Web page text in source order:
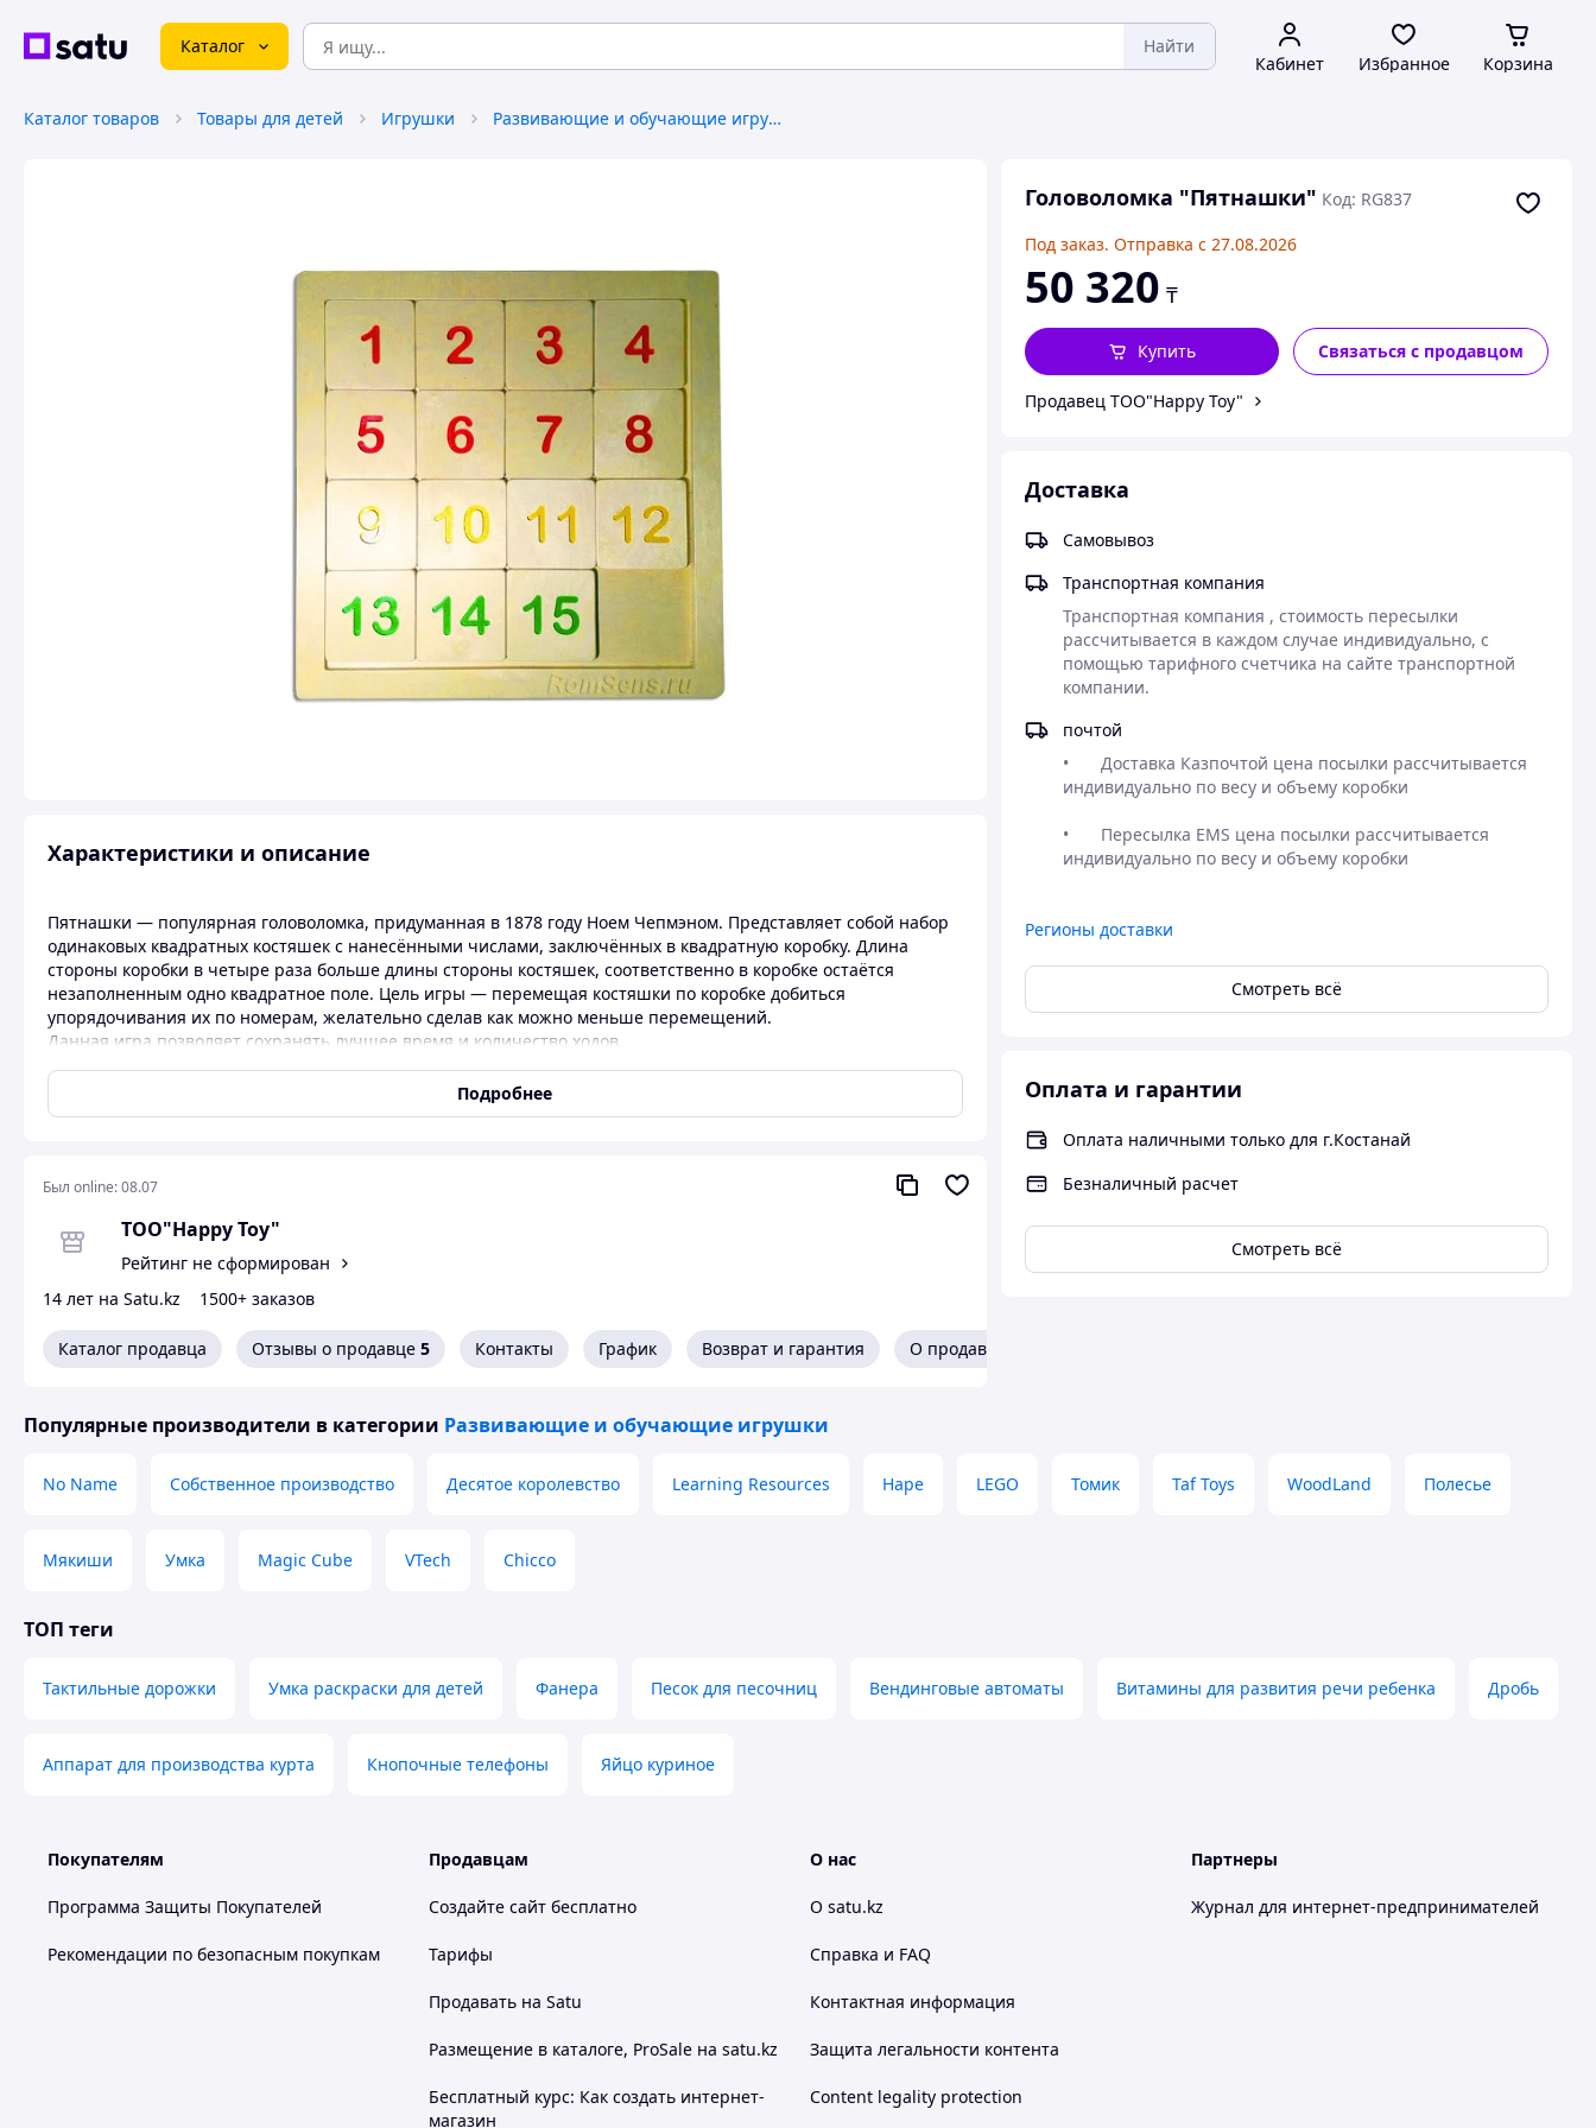
Каталог Найти
Кабинет Избранное Корзина
Каталог товаров Товары для детей Игрушки Развивающие и обучающие игрушки
Головоломка "Пятнашки" Код: RG837
Под заказ. Отправка с 27.08.2026
50 320 ₸
Купить Связаться с продавцом
Продавец ТОО"Happy Toy"
Доставка
Самовывоз
Транспортная компания
Транспортная компания , стоимость пересылки
рассчитывается в каждом случае индивидуально, с
помощью тарифного счетчика на сайте транспортной
компании.
почтой
•	Доставка Казпочтой цена посылки рассчитывается
индивидуально по весу и объему коробки
•	Пересылка EMS цена посылки рассчитывается
Регионы доставки
Смотреть всё
Оплата и гарантии
Оплата наличными только для г.Костанай
Безналичный расчет
Смотреть всё
Характеристики и описание
Пятнашки — популярная головоломка, придуманная в 1878 году Ноем Чепмэном. Представляет собой набор
одинаковых квадратных костяшек с нанесёнными числами, заключённых в квадратную коробку. Длина
стороны коробки в четыре раза больше длины стороны костяшек, соответственно в коробке остаётся
незаполненным одно квадратное поле. Цель игры — перемещая костяшки по коробке добиться
упорядочивания их по номерам, желательно сделав как можно меньше перемещений.
Данная игра позволяет сохранять лучшее время и количество ходов.
Толщина: 12 мм.
Вес - 5,5 кг.
Объем - 0,014 м3.
Подробнее
Был online:08.07
ТОО"Happy Toy"
Рейтинг не сформирован
14 лет на Satu.kz
1500+ заказов
Каталог продавца Отзывы о продавце 5 Контакты График Возврат и гарантия О продавце
Популярные производители в категории Развивающие и обучающие игрушки
No Name Собственное производство Десятое королевство Learning Resources Hape LEGO Томик Taf Toys WoodLand Полесье
Мякиши Умка Magic Cube VTech Chicco
ТОП теги
Тактильные дорожки Умка раскраски для детей Фанера Песок для песочниц Вендинговые автоматы Витамины для развития речи ребенка Дробь
Аппарат для производства курта Кнопочные телефоны Яйцо куриное
Покупателям
Программа Защиты Покупателей
Рекомендации по безопасным покупкам
Продавцам
Создайте сайт бесплатно
Тарифы
Продавать на Satu
Размещение в каталоге, ProSale на satu.kz
Бесплатный курс: Как создать интернет-
магазин
О нас
О satu.kz
Справка и FAQ
Контактная информация
Защита легальности контента
Content legality protection
Партнеры
Журнал для интернет-предпринимателей